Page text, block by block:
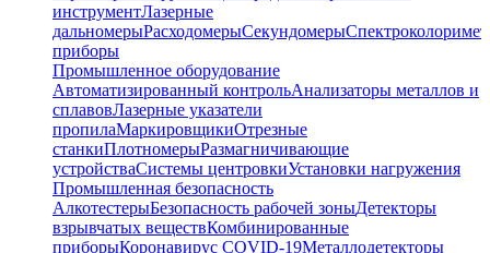
инструментЛазерные
дальномерыРасходомерыСекундомеры
приборы
Промышленное оборудование
Автоматизированный контрольАнализаторы металлов и
сплавовЛазерные указатели
пропилаМаркировщикиОтрезные
станкиПлотномерыРазмагничивающие
устройстваСистемы центровкиУстановки нагружения
Промышленная безопасность
АлкотестерыБезопасность рабочей зоныДетекторы
взрывчатых веществКомбинированные
приборыКоронавирус COVID-19Металлодетекторы